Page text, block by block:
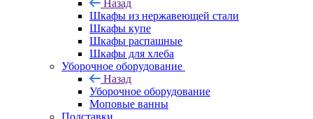
Назад
Шкафы из нержавеющей стали
Шкафы купе
Шкафы распашные
Шкафы для хлеба
Уборочное оборудование
Назад
Уборочное оборудование
Моповые ванны
Подставки